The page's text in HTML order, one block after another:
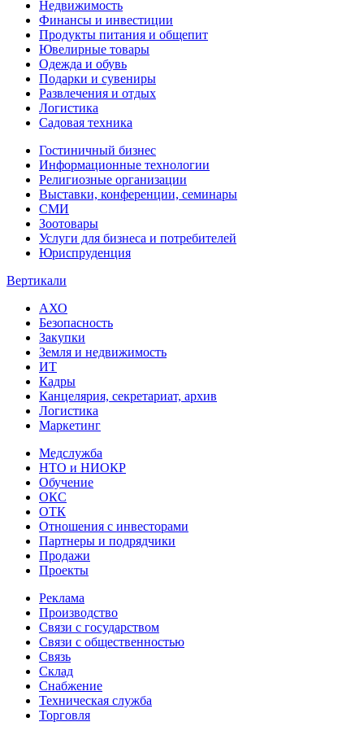
Недвижимость
Финансы и инвестиции
Продукты питания и общепит
Ювелирные товары
Одежда и обувь
Подарки и сувениры
Развлечения и отдых
Логистика
Садовая техника
Гостиничный бизнес
Информационные технологии
Религиозные организации
Выставки, конференции, семинары
СМИ
Зоотовары
Услуги для бизнеса и потребителей
Юриспруденция
Вертикали
АХО
Безопасность
Закупки
Земля и недвижимость
ИТ
Кадры
Канцелярия, секретариат, архив
Логистика
Маркетинг
Медслужба
НТО и НИОКР
Обучение
ОКС
ОТК
Отношения с инвесторами
Партнеры и подрядчики
Продажи
Проекты
Реклама
Производство
Связи с государством
Связи с общественностью
Связь
Склад
Снабжение
Техническая служба
Торговля